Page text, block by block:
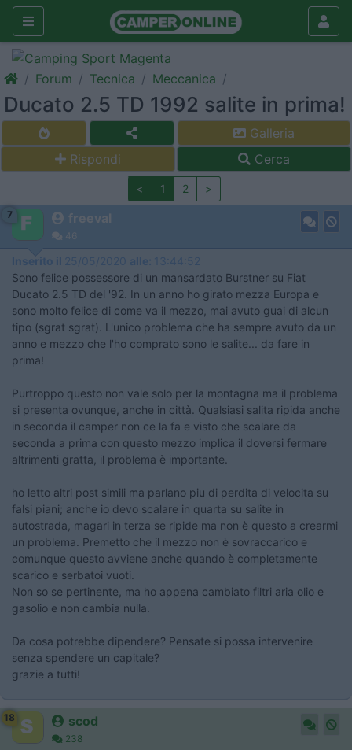
Forum Tecnica Meccanica
Ducato 2.5 TD 1992 salite in prima!
Galleria
Rispondi
Cerca
< 1 2 >
7 freeval
46
Inserito il 25/05/2020 alle: 13:44:52
Sono felice possessore di un mansardato Burstner su Fiat
Ducato 2.5 TD del '92. In un anno ho girato mezza Europa e
sono molto felice di come va il mezzo, mai avuto guai di alcun
tipo (sgrat sgrat). L'unico problema che ha sempre avuto da un
anno e mezzo che l'ho comprato sono le salite... da fare in
prima!
Purtroppo questo non vale solo per la montagna ma il problema
si presenta ovunque, anche in città. Qualsiasi salita ripida anche
in seconda il camper non ce la fa e visto che scalare da
seconda a prima con questo mezzo implica il doversi fermare
altrimenti gratta, il problema è importante.
ho letto altri post simili ma parlano piu di perdita di velocita su
falsi piani; anche io devo scalare in quarta su salite in
autostrada, magari in terza se ripide ma non è questo a crearmi
un problema. Premetto che il mezzo non è sovraccarico e
comunque questo avviene anche quando è completamente
scarico e serbatoi vuoti.
Non so se pertinente, ma ho appena cambiato filtri aria olio e
gasolio e non cambia nulla.
Da cosa potrebbe dipendere? Pensate si possa intervenire
senza spendere un capitale?
grazie a tutti!
18 scod
238